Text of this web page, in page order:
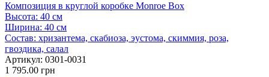
Композиция в круглой коробке Monroe Box
Высота: 40 см
Ширина: 40 см
Состав: хризантема, скабиоза, эустома, скиммия, роза,
гвоздика, салал
Артикул: 0301-0031
1 795.00 грн